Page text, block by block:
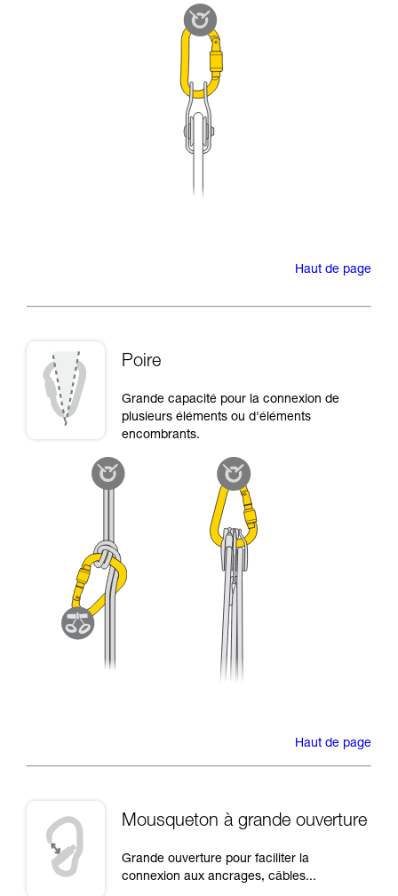
Haut de page
Poire
Grande capacité pour la connexion de
plusieurs éléments ou d'éléments
encombrants.
Haut de page
Mousqueton à grande ouverture
Grande ouverture pour faciliter la
connexion aux ancrages, câbles...